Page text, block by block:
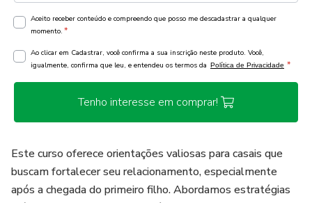
Aceito receber conteúdo e compreendo que posso me descadastrar a qualquer
momento. *
Ao clicar em Cadastrar, você confirma a sua inscrição neste produto. Você,
igualmente, confirma que leu, e entendeu os termos da Política de Privacidade *
Tenho interesse em comprar!
Este curso oferece orientações valiosas para casais que
buscam fortalecer seu relacionamento, especialmente
após a chegada do primeiro filho. Abordamos estratégias